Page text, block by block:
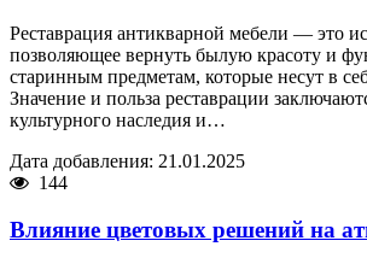
Реставрация антикварной мебели — это
позволяющее вернуть былую красоту и
старинным предметам, которые несут в
Значение и польза реставрации
культурного наследия и…
Дата добавления: 21.01.2025
144
Влияние цветовых решений на